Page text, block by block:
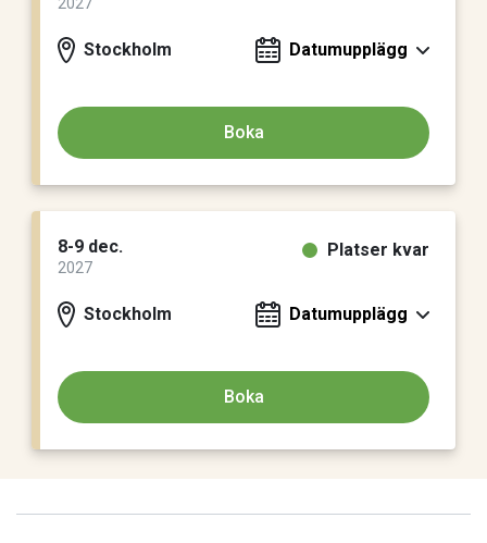
Stockholm Datumupplägg
Boka
8-9 dec.
2027
Stockholm
Platser kvar
Datumupplägg
Boka